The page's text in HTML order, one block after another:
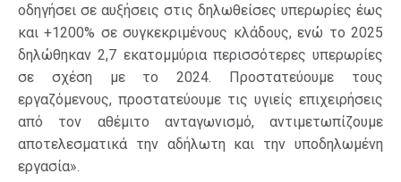
οδηγήσει σε αυξήσεις στις δηλωθείσες υπερωρίες έως
και +1200% σε συγκεκριμένους κλάδους, ενώ το 2025
δηλώθηκαν 2,7 εκατομμύρια περισσότερες υπερωρίες
σε σχέση με το 2024. Προστατεύουμε τους
εργαζόμενους, προστατεύουμε τις υγιείς επιχειρήσεις
από τον αθέμιτο ανταγωνισμό, αντιμετωπίζουμε
αποτελεσματικά την αδήλωτη και την υποδηλωμένη
εργασία».